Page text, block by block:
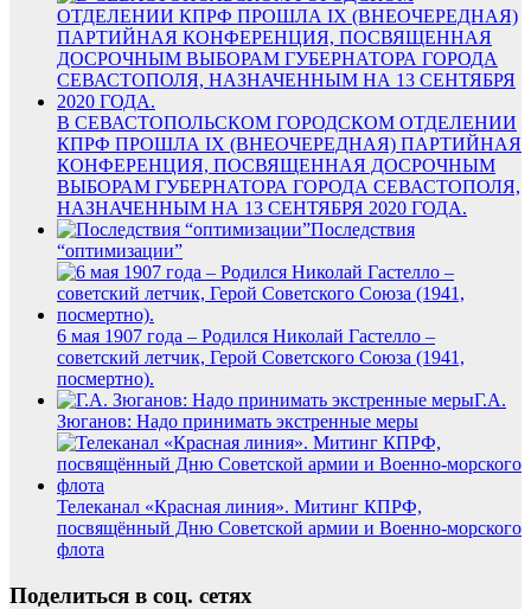
В СЕВАСТОПОЛЬСКОМ ГОРОДСКОМ ОТДЕЛЕНИИ
КПРФ ПРОШЛА IX (ВНЕОЧЕРЕДНАЯ) ПАРТИЙНАЯ
КОНФЕРЕНЦИЯ, ПОСВЯЩЕННАЯ ДОСРОЧНЫМ
ВЫБОРАМ ГУБЕРНАТОРА ГОРОДА СЕВАСТОПОЛЯ,
НАЗНАЧЕННЫМ НА 13 СЕНТЯБРЯ 2020 ГОДА.
Последствия
“оптимизации”
6 мая 1907 года – Родился Николай Гастелло –
советский летчик, Герой Советского Союза (1941,
посмертно).
Г.А.
Зюганов: Надо принимать экстренные меры
Телеканал «Красная линия». Митинг КПРФ,
посвящённый Дню Советской армии и Военно-морского
флота
Поделиться в соц. сетях